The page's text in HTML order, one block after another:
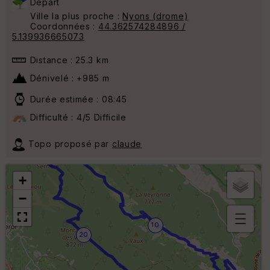
Départ
Ville la plus proche : Nyons (drome)
Coordonnées : 44.362574284896 /
5.139936665073
Distance : 25.3 km
Dénivelé : +985 m
Durée estimée : 08:45
Difficulté : 4/5 Difficile
Topo proposé par claude
10
20
+
−
B
or
n
e